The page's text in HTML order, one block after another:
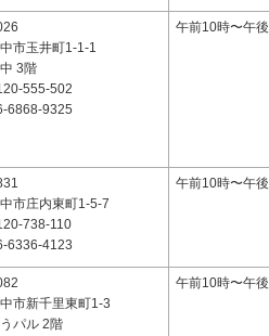
市玉井町1-1-1
3階
555-502
6868-9325
午前10時〜午
市庄内東町1-5-7
738-110
6336-4123
午前10時〜午
市新千里東町1-3
パル 2階
午前10時〜午